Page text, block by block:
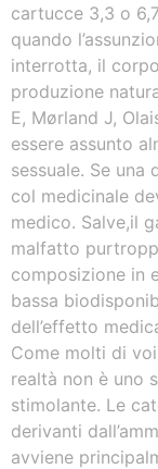
cartucce 3,3 o
quando
interrotta, il
produzione
E, Mørland J,
essere assunto
sessuale. Se
col medicinale
medico. Salve,il
malfatto
composizione in
bassa
dell’effetto
Come molti di
realtà non è uno
stimolante. Le
derivanti
avviene